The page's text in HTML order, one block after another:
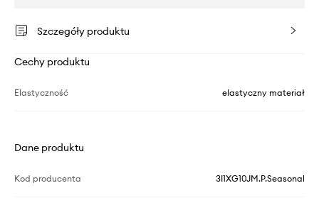
Szczegóły produktu
Cechy produktu
Elastyczność elastyczny materiał
Dane produktu
Kod producenta 3I1XG10JM.P.Seasonal